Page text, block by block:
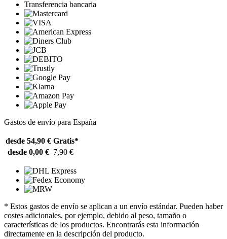
Transferencia bancaria
Gastos de envío para España
desde 54,90 € Gratis*
desde 0,00 € 7,90 €
* Estos gastos de envío se aplican a un envío estándar. Pueden haber
costes adicionales, por ejemplo, debido al peso, tamaño o
características de los productos. Encontrarás esta información
directamente en la descripción del producto.